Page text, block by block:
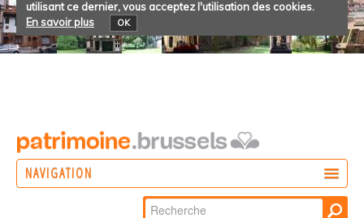
utilisant ce dernier, vous acceptez l'utilisation des cookies.
En savoir plus
OK
NAVIGATION
Chercher par